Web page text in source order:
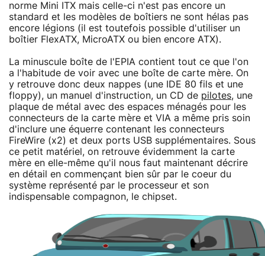
norme Mini ITX mais celle-ci n'est pas encore un
standard et les modèles de boîtiers ne sont hélas pas
encore légions (il est toutefois possible d'utiliser un
boîtier FlexATX, MicroATX ou bien encore ATX).
La minuscule boîte de l'EPIA contient tout ce que l'on
a l'habitude de voir avec une boîte de carte mère. On
y retrouve donc deux nappes (une IDE 80 fils et une
floppy), un manuel d'instruction, un CD de pilotes, une
plaque de métal avec des espaces ménagés pour les
connecteurs de la carte mère et VIA a même pris soin
d'inclure une équerre contenant les connecteurs
FireWire (x2) et deux ports USB supplémentaires. Sous
ce petit matériel, on retrouve évidemment la carte
mère en elle-même qu'il nous faut maintenant décrire
en détail en commençant bien sûr par le coeur du
système représenté par le processeur et son
indispensable compagnon, le chipset.